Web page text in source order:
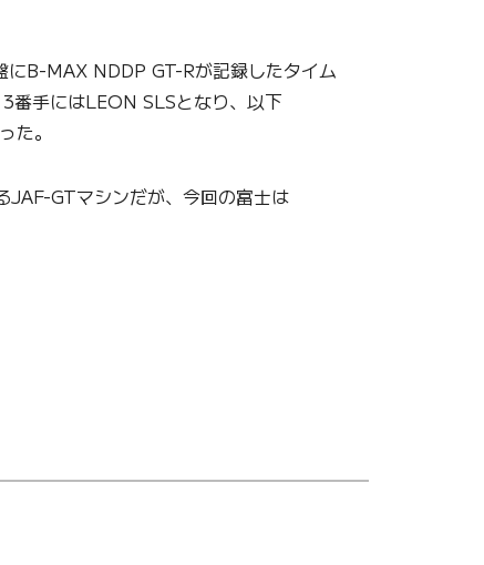
B-MAX NDDP GT-Rが記録したタイム
番手にはLEON SLSとなり、以下
た。
GTマシンだが、今回の富士は